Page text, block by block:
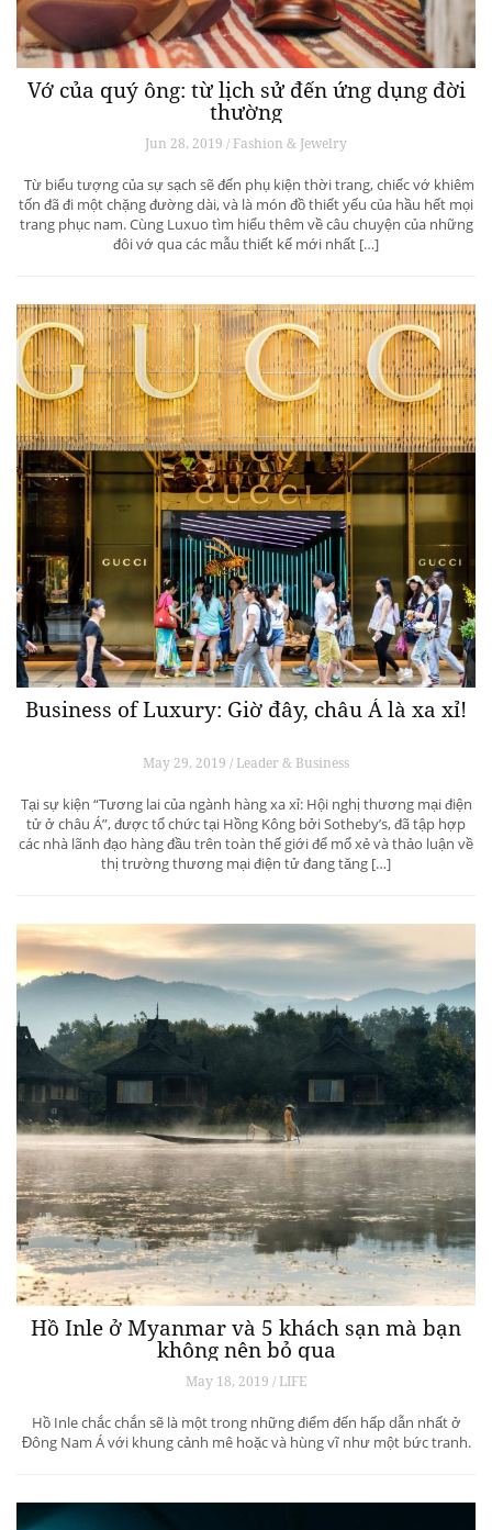
Vớ của quý ông: từ lịch sử đến ứng dụng đời
thường
Jun 28, 2019 / Fashion & Jewelry
Từ biểu tượng của sự sạch sẽ đến phụ kiện thời trang, chiếc vớ khiêm
tốn đã đi một chặng đường dài, và là món đồ thiết yếu của hầu hết mọi
trang phục nam. Cùng Luxuo tìm hiểu thêm về câu chuyện của những
đôi vớ qua các mẫu thiết kế mới nhất […]
Business of Luxury: Giờ đây, châu Á là xa xỉ!
May 29, 2019 / Leader & Business
Tại sự kiện “Tương lai của ngành hàng xa xỉ: Hội nghị thương mại điện
tử ở châu Á”, được tổ chức tại Hồng Kông bởi Sotheby’s, đã tập hợp
các nhà lãnh đạo hàng đầu trên toàn thế giới để mổ xẻ và thảo luận về
thị trường thương mại điện tử đang tăng […]
Hồ Inle ở Myanmar và 5 khách sạn mà bạn
không nên bỏ qua
May 18, 2019 / LIFE
Hồ Inle chắc chắn sẽ là một trong những điểm đến hấp dẫn nhất ở
Đông Nam Á với khung cảnh mê hoặc và hùng vĩ như một bức tranh.